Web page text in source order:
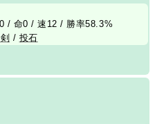
/ 命0 / 速12 / 勝率58.3%
/ 投石